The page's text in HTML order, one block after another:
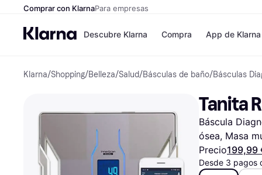
Comprar con KlarnaPara empresas
Descubre Klarna
Formas de
Paga ahora
Paga en 3 plazos
Paga en 30 días
Financiación
Klarna en Apple
Compra
Tiendas
Shein
Zalando
Zara
JD Sports
App de Klarna
Klarna/Shopping/Belleza/Salud/Básculas de baño/Básculas
Tanita
Báscula
ósea, Masa
Precio199,99
Desde 3 pagos